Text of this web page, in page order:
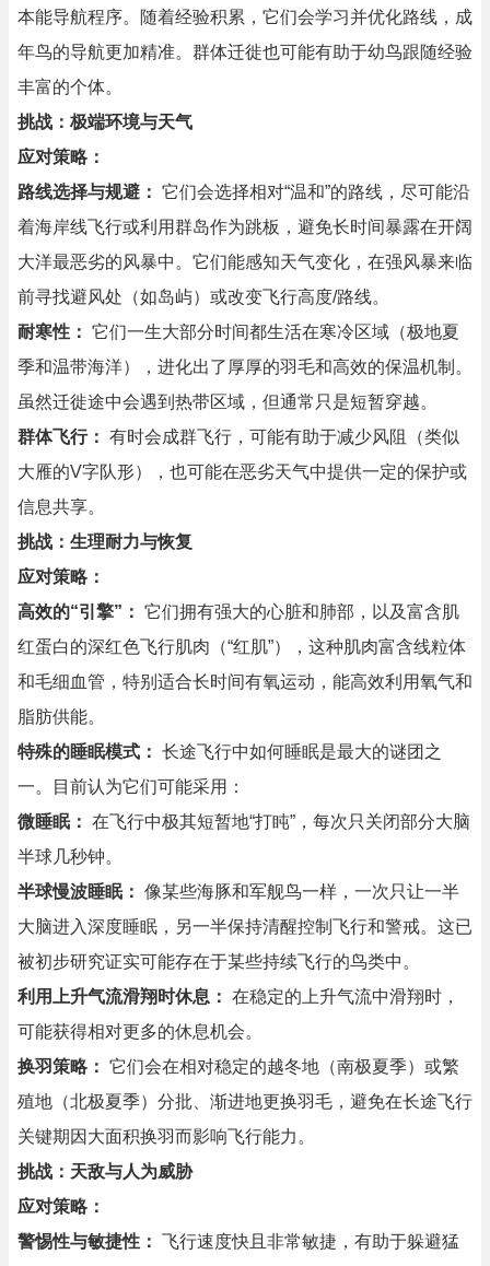
本能导航程序。随着经验积累，它们会学习并优化路线，成
年鸟的导航更加精准。群体迁徙也可能有助于幼鸟跟随经验
丰富的个体。
挑战：极端环境与天气
应对策略：
路线选择与规避： 它们会选择相对“温和”的路线，尽可能沿
着海岸线飞行或利用群岛作为跳板，避免长时间暴露在开阔
大洋最恶劣的风暴中。它们能感知天气变化，在强风暴来临
前寻找避风处（如岛屿）或改变飞行高度/路线。
耐寒性： 它们一生大部分时间都生活在寒冷区域（极地夏
季和温带海洋），进化出了厚厚的羽毛和高效的保温机制。
虽然迁徙途中会遇到热带区域，但通常只是短暂穿越。
群体飞行： 有时会成群飞行，可能有助于减少风阻（类似
大雁的V字队形），也可能在恶劣天气中提供一定的保护或
信息共享。
挑战：生理耐力与恢复
应对策略：
高效的“引擎”： 它们拥有强大的心脏和肺部，以及富含肌
红蛋白的深红色飞行肌肉（“红肌”），这种肌肉富含线粒体
和毛细血管，特别适合长时间有氧运动，能高效利用氧气和
脂肪供能。
特殊的睡眠模式： 长途飞行中如何睡眠是最大的谜团之
一。目前认为它们可能采用：
微睡眠： 在飞行中极其短暂地“打盹”，每次只关闭部分大脑
半球几秒钟。
半球慢波睡眠： 像某些海豚和军舰鸟一样，一次只让一半
大脑进入深度睡眠，另一半保持清醒控制飞行和警戒。这已
被初步研究证实可能存在于某些持续飞行的鸟类中。
利用上升气流滑翔时休息： 在稳定的上升气流中滑翔时，
可能获得相对更多的休息机会。
换羽策略： 它们会在相对稳定的越冬地（南极夏季）或繁
殖地（北极夏季）分批、渐进地更换羽毛，避免在长途飞行
关键期因大面积换羽而影响飞行能力。
挑战：天敌与人为威胁
应对策略：
警惕性与敏捷性： 飞行速度快且非常敏捷，有助于躲避猛